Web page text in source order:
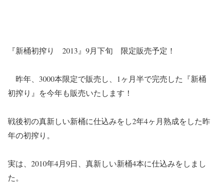
『新桶初搾り 2013』9月下旬 限定販売予定！
昨年、3000本限定で販売し、1ヶ月半で完売した『新桶
初搾り』を今年も販売いたします！
戦後初の真新しい新桶に仕込みをし2年4ヶ月熟成をした昨
年の初搾り。
実は、2010年4月9日、真新しい新桶4本に仕込みをしまし
た。